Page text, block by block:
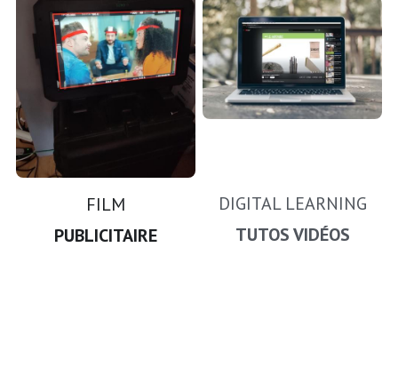
FILM
PUBLICITAIRE
DIGITAL LEARNING
TUTOS VIDÉOS